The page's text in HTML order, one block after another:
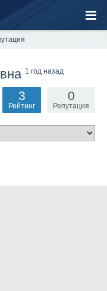
1 год назад
0
Репутация
3
Рейтинг